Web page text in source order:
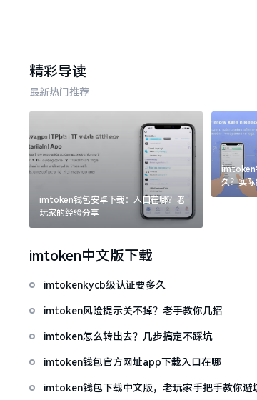
精彩导读
最新热门推荐
imtoken钱包安卓下载：入口在哪？老
玩家的经验分享
imtoken
久？实
imtoken中文版下载
imtokenkycb级认证要多久
imtoken风险提示关不掉？老手教你几招
imtoken怎么转出去？几步搞定不踩坑
imtoken钱包官方网址app下载入口在哪
imtoken钱包下载中文版，老玩家手把手教你避